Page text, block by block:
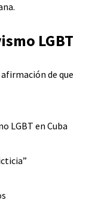
LGBT
de que
LGBT en Cuba